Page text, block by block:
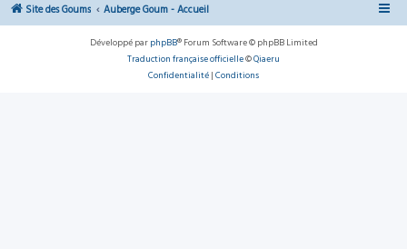
Site des Goums Auberge Goum - Accueil
Développé par phpBB® Forum Software © phpBB Limited
Traduction française officielle©Qiaeru
Confidentialité | Conditions